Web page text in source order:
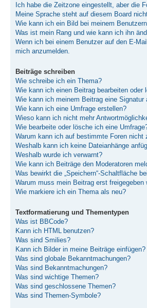
Ich habe die Zeitzone eingestellt, aber die
Meine Sprache steht auf diesem Board
Wie kann ich ein Bild bei meinem
Was ist mein Rang und wie kann ich ihn
Wenn ich bei einem Benutzer auf den E-
mich anzumelden.
Beiträge schreiben
Wie schreibe ich ein Thema?
Wie kann ich einen Beitrag bearbeiten oder
Wie kann ich meinem Beitrag eine Signatur
Wie kann ich eine Umfrage erstellen?
Wieso kann ich nicht mehr
Wie bearbeite oder lösche ich eine
Warum kann ich auf bestimmte Foren nicht
Weshalb kann ich keine Dateianhänge
Weshalb wurde ich verwarnt?
Wie kann ich Beiträge den Moderatoren
Was bewirkt die „Speichern“-Schaltfläche
Warum muss mein Beitrag erst freigegeben
Wie markiere ich ein Thema als neu?
Textformatierung und Thementypen
Was ist BBCode?
Kann ich HTML benutzen?
Was sind Smilies?
Kann ich Bilder in meine Beiträge einfügen?
Was sind globale Bekanntmachungen?
Was sind Bekanntmachungen?
Was sind wichtige Themen?
Was sind geschlossene Themen?
Was sind Themen-Symbole?